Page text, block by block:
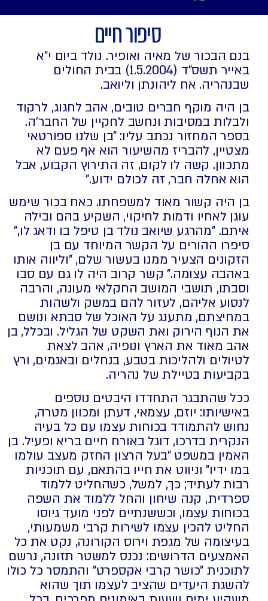
סיפור חיים
בנם הבכור של מאיה ואופיר. נולד ביום י"א
באייר תשס"ד (1.5.2004) בבית החולים
שבנהריה. אח ליהונתן וליואב.
בן היה מוקף חברים טובים, אהב לחגוג, לרקוד
ולבלות במסיבות ונחשב לחקיין של החבר'ה.
בספר המחזור נכתב עליו: "בן שלנו ספורטאי
מצטיין, להבריז מהשיעור הוא אף פעם לא
מתכוון. קשה לו לקום, זה התירוץ הקבוע, אבל
הוא אחלה חבר, זה לכולם ידוע."
בן היה קשור מאוד למשפחתו. כאח בכור שימש
עוגן לאחיו ודמות לחיקוי, השקיע בהם ובילה
איתם. "מהרגע שיואב נולד בן טיפל בו ודאג לו,"
סיפרו ההורים על הקשר המיוחד עם בן
הזקונים הצעיר ממנו בעשור שלם, "וליווה אותו
באהבה עצומה." קשר קרוב היה לו גם עם סבו
וסבתו, תושבי המושב החקלאי מעונה, והרבה
לנסוע אליהם, לעזור להם במשק ולשהות
במחיצתם, מתענג על האוכל של סבתא ונושם
את הנוף הירוק ואת השקט של הגליל. ובכלל, בן
אהב מאוד את הארץ ונופיה, אהב לצאת
לטיולים ולהליכות בטבע, בנחלים ובאגמים, ורץ
בקביעות בטיילת של נהריה.
ככל שהתבגר התחדדו היבטים נוספים
באישיותו: יוזם, עצמאי, דעתן ומכוון מטרה,
נחוש להתמודד בכוחות עצמו עם כל בעיה
הנקרית בדרכו, דוגל באורח חיים בריא ופעיל. בן
האמין במשפט "בעל הרצון החזק מעצב עולמו
במו ידיו" וניווט את חייו בהתאם, עם תוכניות
רבות לעתיד; כך, למשל, כשהחליט ללמוד
ספרדית, קנה שיחון והחל ללמוד את השפה
בכוחות עצמו, וכששנתיים לפני מועד גיוסו
החליט להכין עצמו לשירות קרבי משמעותי,
בעיצומה של מגפת וירוס הקורונה, נקט את כל
האמצעים הדרושים: נכנס למשטר תזונה, נרשם
לתוכנית "כושר קרבי אקספרט" והתמסר כל כולו
להשגת היעדים שהציב לעצמו תוך שהוא